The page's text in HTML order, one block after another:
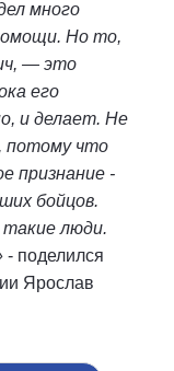
много
Но то,
— это
его
и делает. Не
потому что
признание -
бойцов.
такие люди.
- поделился
Ярослав